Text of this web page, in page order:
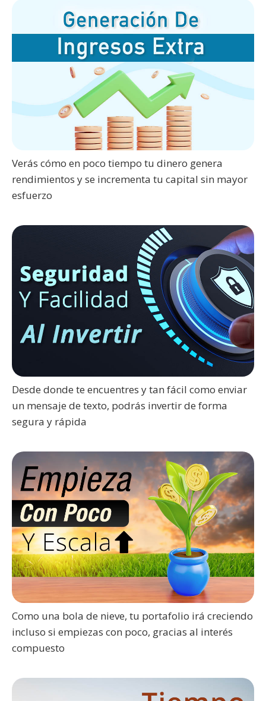
Verás cómo en poco tiempo tu dinero genera
rendimientos y se incrementa tu capital sin mayor
esfuerzo
Desde donde te encuentres y tan fácil como enviar
un mensaje de texto, podrás invertir de forma
segura y rápida
Como una bola de nieve, tu portafolio irá creciendo
incluso si empiezas con poco, gracias al interés
compuesto